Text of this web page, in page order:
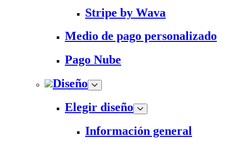
Stripe by Wava
Medio de pago personalizado
Pago Nube
Diseño
Elegir diseño
Información general